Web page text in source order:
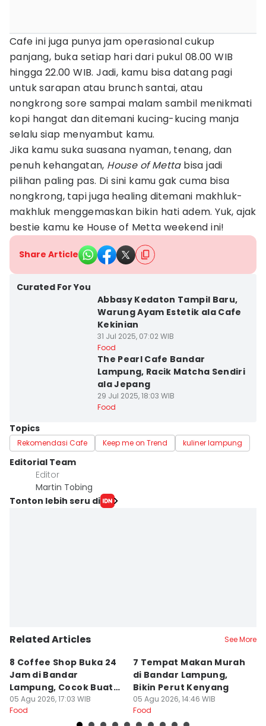
Cafe ini juga punya jam operasional cukup
panjang, buka setiap hari dari pukul 08.00 WIB
hingga 22.00 WIB. Jadi, kamu bisa datang pagi
untuk sarapan atau brunch santai, atau
nongkrong sore sampai malam sambil menikmati
kopi hangat dan ditemani kucing-kucing manja
selalu siap menyambut kamu.
Jika kamu suka suasana nyaman, tenang, dan
penuh kehangatan, House of Mettabisa jadi
pilihan paling pas. Di sini kamu gak cuma bisa
nongkrong, tapi juga healing ditemani makhluk-
makhluk menggemaskan bikin hati adem. Yuk, ajak
bestie kamu ke House of Metta weekend ini!
Share Article
Curated For You
Abbasy Kedaton Tampil Baru,
Warung Ayam Estetik ala Cafe
Kekinian
31 Jul 2025, 07:02 WIB
Food
The Pearl Cafe Bandar
Lampung, Racik Matcha Sendiri
ala Jepang
29 Jul 2025, 18:03 WIB
Food
Topics
Rekomendasi Cafe Keep me on Trend kuliner lampung
Editorial Team
Editor
Martin Tobing
Tonton lebih seru di
Related Articles See More
8 Coffee Shop Buka 24
Jam di Bandar
Lampung, Cocok Buat
Begadang
05 Agu 2026, 17:03 WIB
Food
7 Tempat Makan Murah
di Bandar Lampung,
Bikin Perut Kenyang
05 Agu 2026, 14:46 WIB
Food